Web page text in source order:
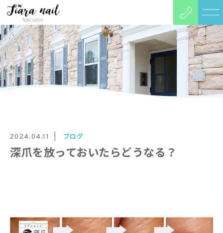
2024.04.11 ブログ
深爪を放っておいたらどうなる？